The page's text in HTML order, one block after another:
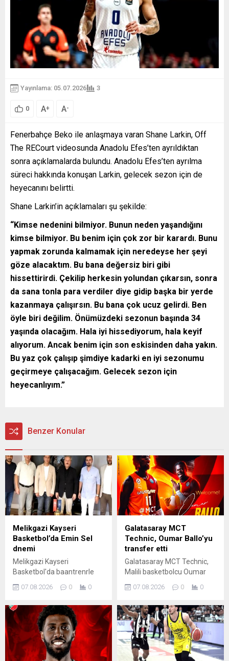
Yayınlama: 05.07.2026 3
0 A+ A-
Fenerbahçe Beko ile anlaşmaya varan Shane Larkin, Off
The RECourt videosunda Anadolu Efes’ten ayrıldıktan
sonra açıklamalarda bulundu. Anadolu Efes’ten ayrılma
süreci hakkında konuşan Larkin, gelecek sezon için de
heyecanını belirtti.
Shane Larkin’in açıklamaları şu şekilde:
“Kimse nedenini bilmiyor. Bunun neden yaşandığını
kimse bilmiyor. Bu benim için çok zor bir karardı. Bunu
yapmak zorunda kalmamak için neredeyse her şeyi
göze alacaktım. Bu bana değersiz biri gibi
hissettirirdi. Çekilip herkesin yolundan çıkarsın, sonra
da sana tonla para verdiler diye gidip başka bir yerde
kazanmaya çalışırsın. Bu bana çok ucuz gelirdi. Ben
öyle biri değilim. Önümüzdeki sezonun başında 34
yaşında olacağım. Hala iyi hissediyorum, hala keyif
alıyorum. Ancak benim için son eskisinden daha yakın.
Bu yaz çok çalışıp şimdiye kadarki en iyi sezonumu
geçirmeye çalışacağım. Gelecek sezon için
heyecanlıyım.”
Benzer Konular
Melikgazi Kayseri
Basketbol’da Emin Sel
dnemi
Melikgazi Kayseri
Basketbol'da baantrenrle
07.08.2026 0 0
Galatasaray MCT
Technic, Oumar Ballo’yu
transfer etti
Galatasaray MCT Technic,
Malili basketbolcu Oumar
aklad.
07.08.2026 0 0